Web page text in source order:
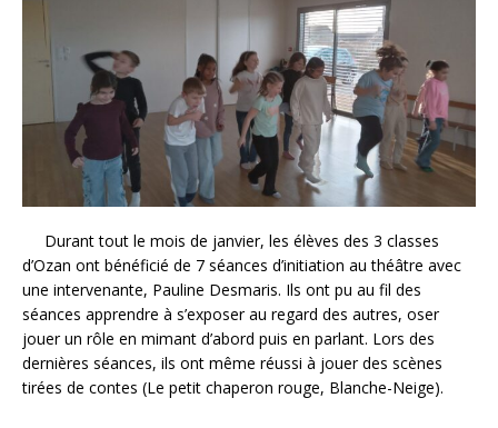
Durant tout le mois de janvier, les élèves des 3 classes
d’Ozan ont bénéficié de 7 séances d’initiation au théâtre avec
une intervenante, Pauline Desmaris. Ils ont pu au fil des
séances apprendre à s’exposer au regard des autres, oser
jouer un rôle en mimant d’abord puis en parlant. Lors des
dernières séances, ils ont même réussi à jouer des scènes
tirées de contes (Le petit chaperon rouge, Blanche-Neige).